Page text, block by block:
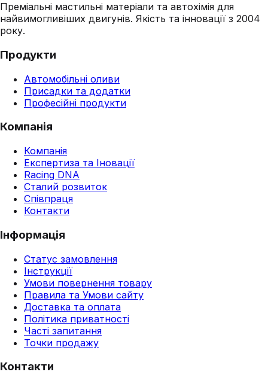
Преміальні мастильні матеріали та автохімія для
найвимогливіших двигунів. Якість та інновації з 2004
року.
Продукти
Автомобільні оливи
Присадки та додатки
Професійні продукти
Компанія
Компанія
Експертиза та Іновації
Racing DNA
Сталий розвиток
Співпраця
Контакти
Інформація
Статус замовлення
Інструкції
Умови повернення товару
Правила та Умови сайту
Доставка та оплата
Політика приватності
Часті запитання
Точки продажу
Контакти